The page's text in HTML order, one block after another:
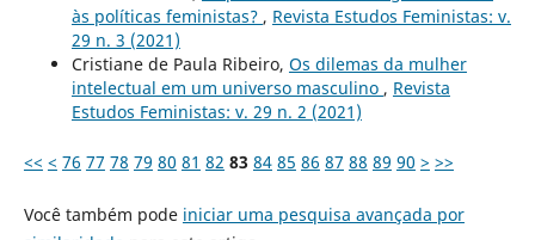
às políticas feministas? , Revista Estudos Feministas: v.
29 n. 3 (2021)
Cristiane de Paula Ribeiro, Os dilemas da mulher
intelectual em um universo masculino , Revista
Estudos Feministas: v. 29 n. 2 (2021)
<< < 76 77 78 79 80 81 82 83 84 85 86 87 88 89 90 > >>
Você também pode iniciar uma pesquisa avançada por